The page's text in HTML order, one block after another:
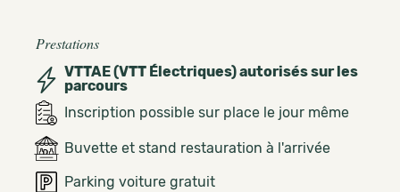
Prestations
VTTAE (VTT Électriques) autorisés sur les
parcours
Inscription possible sur place le jour même
Buvette et stand restauration à l'arrivée
Parking voiture gratuit